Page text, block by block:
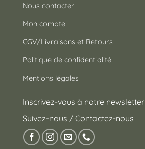
Nous contacter
Mon compte
CGV/Livraisons et Retours
Politique de confidentialité
Mentions légales
Inscrivez-vous à notre newsletter
Suivez-nous / Contactez-nous